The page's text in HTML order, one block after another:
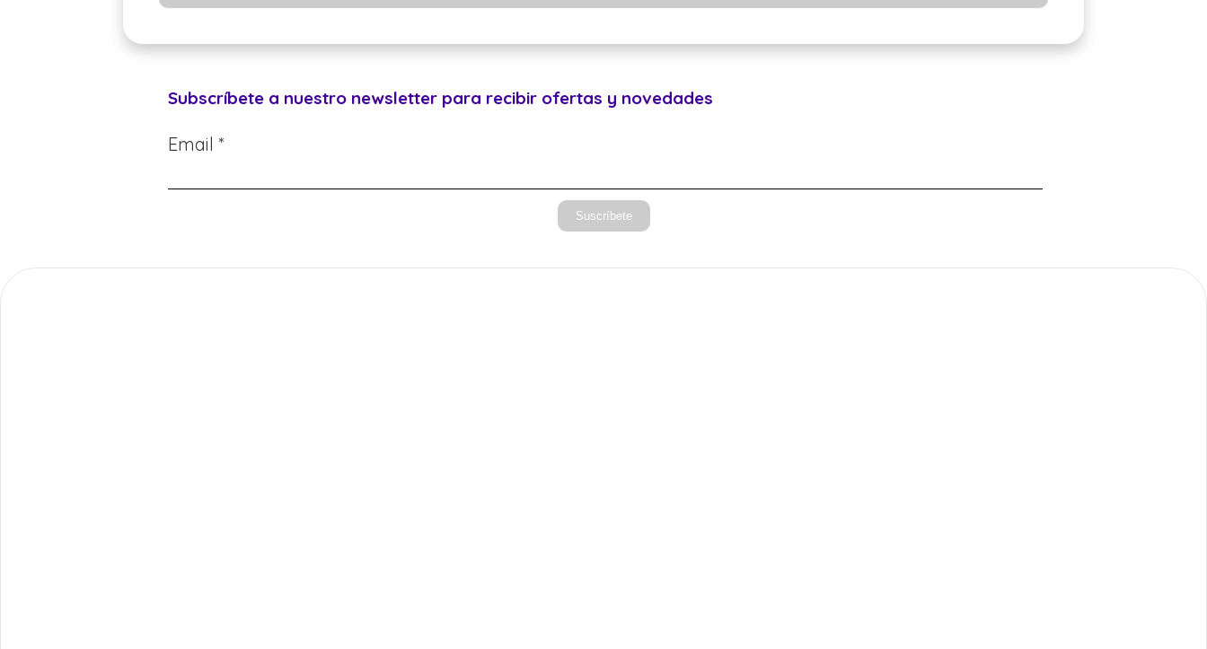
Subscríbete a nuestro newsletter para recibir ofertas y novedades
Email *
Suscríbete